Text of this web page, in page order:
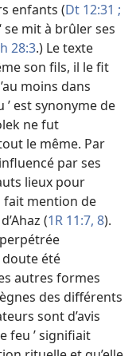
enfants (Dt 12:31 ;
se mit à brûler ses
28:3.) Le texte
son fils, il le fit
moins dans
’ est synonyme de
ne fut
le même. Par
par ses
lieux pour
fait mention de
(1R 11:7, 8).
été
autres formes
des différents
sont d’avis
feu ’ signifiait